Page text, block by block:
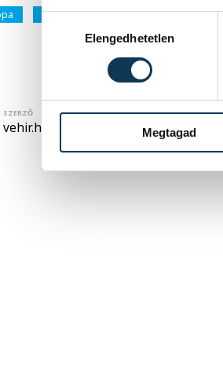
Hozzájárulás kiválasztása
Elengedhetetlen
Megtagad
vonat
SZERZŐ
vehir.hu